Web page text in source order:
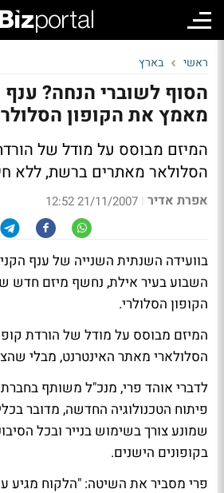
ראשי בארץ
הסוף לשוברי הנחה? ענף
מאמץ את הקופון
המיזם מבוסס על מודל של
הסלולאר מאתרים ברשת, ללא
אפרת אדיר |
21/11/2007 12:52
בוועידה השנתית השנייה של ענף
השבוע בעיר אילת, נחשף מיזם חדש
הקופון הסלולרי.
המיזם מבוסס על מודל של הורדת
הסלולארי מאתר האינטרנט, מבלי
פיתוח הטכנולוגיה החדשה, מדובר
שמונע צורך בשימוש בנייר ובכל
בקופונים הישנים.
פרי מסביר את השיטה: "הלקוח מגיע